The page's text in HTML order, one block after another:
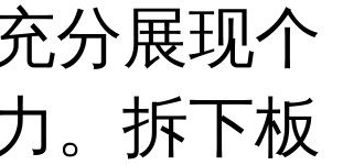
分展现个
。拆下板